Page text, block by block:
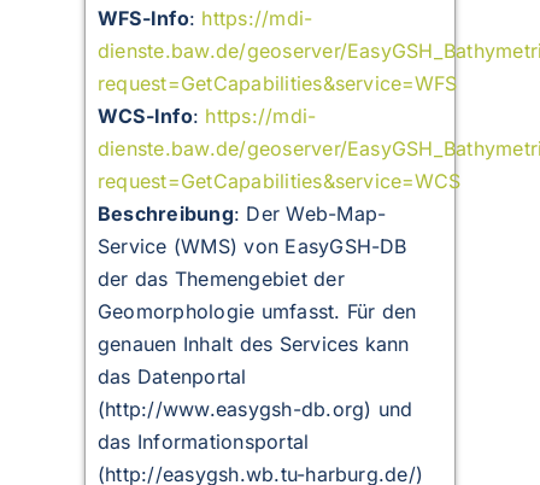
WFS-Info: https://mdi-
dienste.baw.de/geoserver/
request=GetCapabilities&service=WFS
WCS-Info: https://mdi-
dienste.baw.de/geoserver/
request=GetCapabilities&service=WCS
Beschreibung: Der Web-Map-
Service (WMS) von EasyGSH-DB
der das Themengebiet der
Geomorphologie umfasst. Für den
genauen Inhalt des Services kann
das Datenportal
(http://www.easygsh-db.org) und
das Informationsportal
(http://easygsh.wb.tu-harburg.de/)